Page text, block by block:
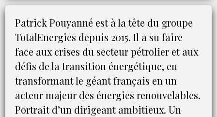
plus
de
20
milliards
d’euros
Patrick Pouyanné est à la tête du groupe
TotalEnergies depuis 2015. Il a su faire
face aux crises du secteur pétrolier et aux
défis de la transition énergétique, en
transformant le géant français en un
acteur majeur des énergies renouvelables.
Portrait d’un dirigeant ambitieux. Un